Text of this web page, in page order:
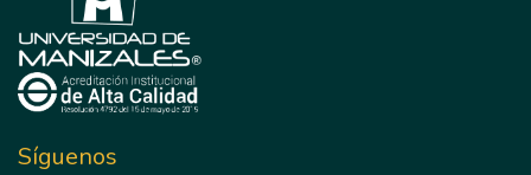
prácticas de selección de personal, que es
donde CONFA presta principalmente los
servicios de intermediación laboral.
Síguenos